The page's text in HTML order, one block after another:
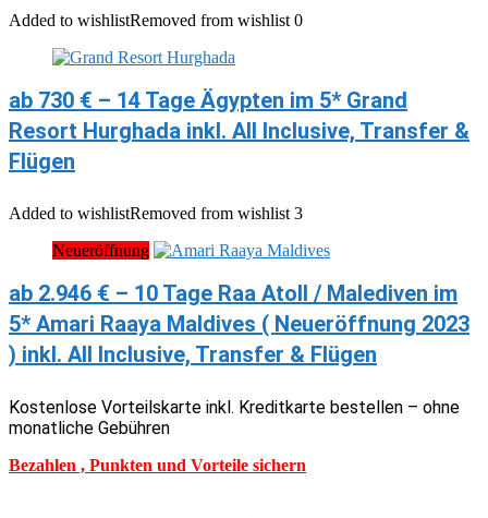
Added to wishlistRemoved from wishlist 0
ab 730 € – 14 Tage Ägypten im 5* Grand
Resort Hurghada inkl. All Inclusive, Transfer &
Flügen
Added to wishlistRemoved from wishlist 3
Neueröffnung
ab 2.946 € – 10 Tage Raa Atoll / Malediven im
5* Amari Raaya Maldives ( Neueröffnung 2023
) inkl. All Inclusive, Transfer & Flügen
Kostenlose Vorteilskarte inkl. Kreditkarte bestellen – ohne
monatliche Gebühren
Bezahlen , Punkten und Vorteile sichern